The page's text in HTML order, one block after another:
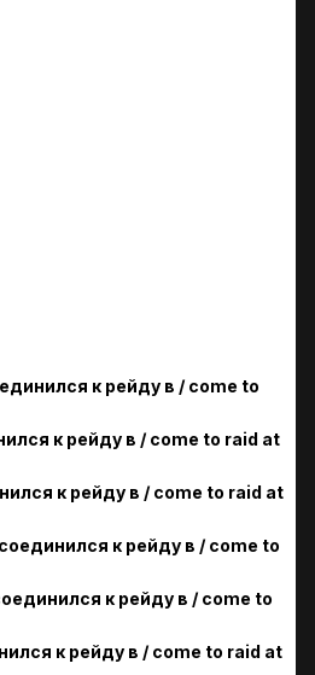
к рейду в / come to
к рейду в / come to raid at
к рейду в / come to raid at
к рейду в / come to
к рейду в / come to
к рейду в / come to raid at